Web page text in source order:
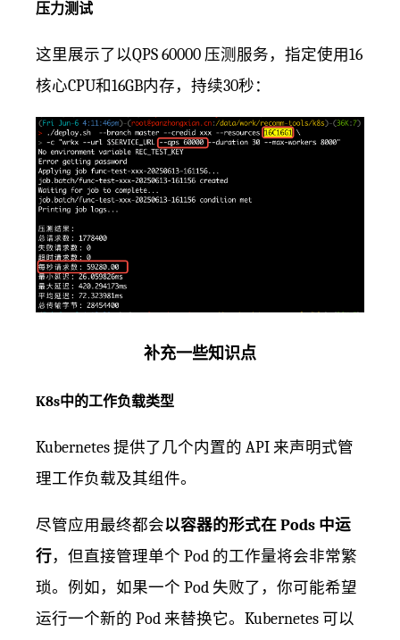
压力测试
这里展示了以QPS 60000 压测服务，指定使用16
核心CPU和16GB内存，持续30秒：
补充一些知识点
K8s中的工作负载类型
Kubernetes 提供了几个内置的 API 来声明式管
理工作负载及其组件。
尽管应用最终都会以容器的形式在 Pods 中运
行，但直接管理单个 Pod 的工作量将会非常繁
琐。例如，如果一个 Pod 失败了，你可能希望
运行一个新的 Pod 来替换它。Kubernetes 可以